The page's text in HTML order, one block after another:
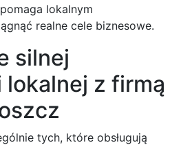
lokalnym
realne cele biznesowe.
silnej
z firmą
tych, które obsługują